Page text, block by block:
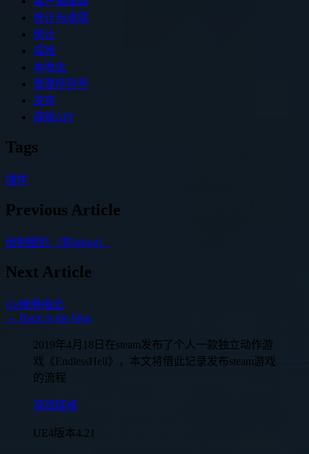
统计与成就
统计
成就
本地化
管理序列号
发布
成就API
Tags
插件
Previous Article
绘制图形（非debug）
Next Article
Git使用指北
← Back to the blog
2019年4月18日在steam发布了个人一款独立动作游
戏《EndlessHell》，本文将借此记录发布steam游戏
的流程
游戏链接
UE4版本4.21